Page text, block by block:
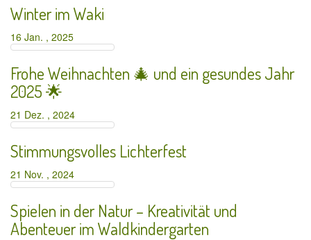
Winter im Waki
16 Jan. , 2025
Frohe Weihnachten 🎄 und ein gesundes Jahr
2025 🌟
21 Dez. , 2024
Stimmungsvolles Lichterfest
21 Nov. , 2024
Spielen in der Natur – Kreativität und
Abenteuer im Waldkindergarten